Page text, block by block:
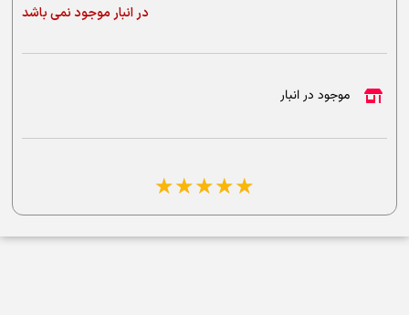
در انبار موجود نمی باشد
موجود در انبار
☆
☆
☆
☆
☆